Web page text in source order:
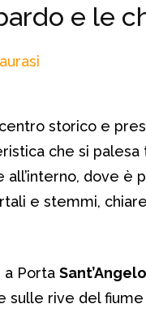
e le
storico e
che si palesa
dove è
e stemmi,
a Porta Sant’Angelo
rive del fiume